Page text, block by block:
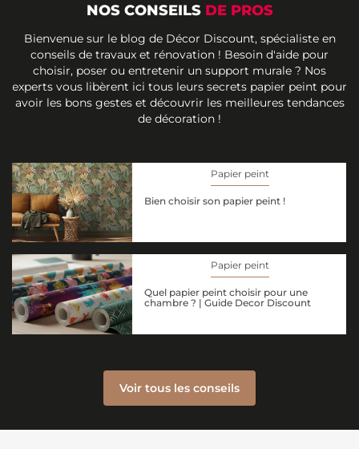
NOS CONSEILS DE PROS
Bienvenue sur le blog de Décor Discount, spécialiste en
conseils de travaux et rénovation ! Besoin d'aide pour
choisir, poser ou entretenir un support murale ? Nos
experts vous libèrent ici tous leurs secrets papier peint pour
avoir les bons gestes et découvrir les meilleures tendances
de décoration !
Papier peint
Bien choisir son papier peint !
Papier peint
Quel papier peint choisir pour une
chambre ? | Guide Decor Discount
Voir tous les conseils